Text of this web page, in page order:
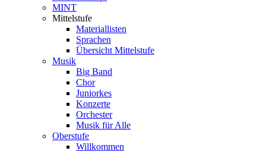
MINT
Mittelstufe
Materiallisten
Sprachen
Übersicht Mittelstufe
Musik
Big Band
Chor
Juniorkes
Konzerte
Orchester
Musik für Alle
Oberstufe
Willkommen